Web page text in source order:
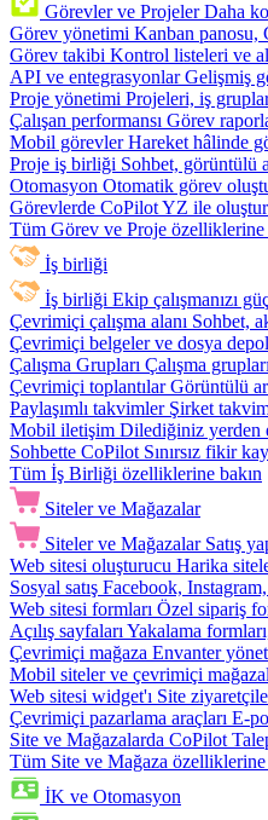
Görevler ve Projeler Daha
Görev yönetimi Kanban panosu,
Görev takibi Kontrol listeleri ve
API ve entegrasyonlar Gelişmiş
Proje yönetimi Projeleri, iş
Çalışan performansı Görev
Mobil görevler Hareket hâlinde
Proje iş birliği Sohbet, görüntülü
Otomasyon Otomatik görev
Görevlerde CoPilotYZ ile
Tüm Görev ve Proje özelliklerine
İş birliği
İş birliği Ekip çalışmanızı
Çevrimiçi çalışma alanı Sohbet,
Çevrimiçi belgeler ve dosya
Çalışma Grupları Çalışma
Çevrimiçi toplantılar Görüntülü
Paylaşımlı takvimler Şirket
Mobil iletişim Dilediğiniz yerden
Sohbette CoPilot Sınırsız fikir
Tüm İş Birliği özelliklerine bakın
Siteler ve Mağazalar
Siteler ve Mağazalar Satış
Web sitesi oluşturucu Harika
Sosyal satış Facebook,
Web sitesi formları Özel sipariş
Açılış sayfaları Yakalama
Çevrimiçi mağaza Envanter
Mobil siteler ve çevrimiçi
Web sitesi widget'ı Site
Çevrimiçi pazarlama araçları E-
Site ve Mağazalarda CoPilot
Tüm Site ve Mağaza özelliklerine
İK ve Otomasyon